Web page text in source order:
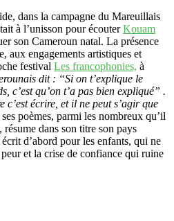
dans la campagne du Mareuillais
à l’unisson pour écouterKouam
son Cameroun natal. La présence
aux engagements artistiques et
festival Les francophonies, à
dit : “Si on t’explique le
c’est qu’on t’a pas bien expliqué” .
c’est écrire, et il ne peut s’agir que
poèmes, parmi les nombreux qu’il
dans son titre son pays
d’abord pour les enfants, qui ne
et la crise de confiance qui ruine